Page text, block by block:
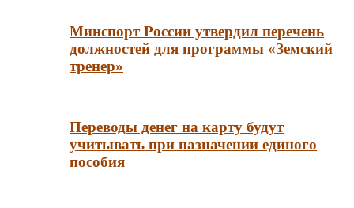
Минспорт России утвердил перечень
должностей для программы «Земский
тренер»
Переводы денег на карту будут
учитывать при назначении единого
пособия